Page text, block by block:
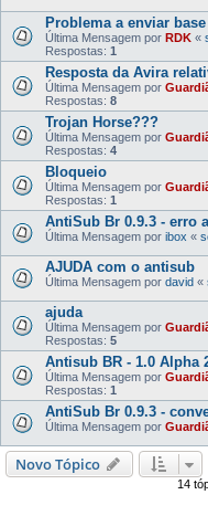
Problema a enviar
Última Mensagem por RDK «
Respostas: 1
Resposta da Avira
Última Mensagem por
Respostas: 8
Trojan Horse???
Última Mensagem por
Respostas: 4
Bloqueio
Última Mensagem por
Respostas: 1
AntiSub Br 0.9.3 - erro
Última Mensagem por ibox «
AJUDA com o antisub
Última Mensagem por david «
ajuda
Última Mensagem por
Respostas: 5
Antisub BR - 1.0 Alpha
Última Mensagem por
Respostas: 1
AntiSub Br 0.9.3 -
Última Mensagem por
Novo Tópico
14